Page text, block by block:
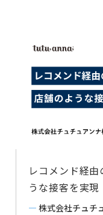
レコメンド経
うな接客を実現
―株式会社チュチ